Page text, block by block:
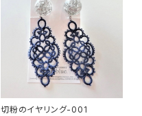
切粉のイヤリング-001